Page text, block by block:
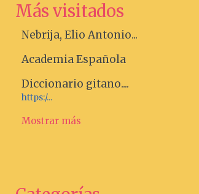
Más visitados
Nebrija, Elio Antonio...
Academia Española
Diccionario gitano....
https:/...
Mostrar más